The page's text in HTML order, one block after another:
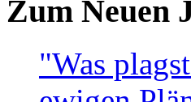
Zum Neuen
"Was